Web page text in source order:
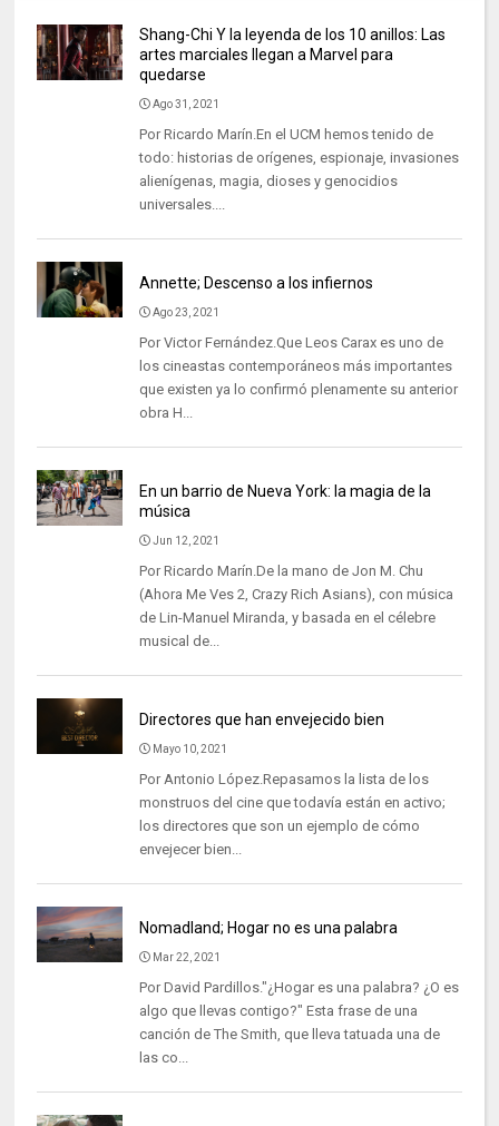
Shang-Chi Y la leyenda de los 10 anillos: Las
artes marciales llegan a Marvel para
quedarse
Ago 31, 2021
Por Ricardo Marín.En el UCM hemos tenido de
todo: historias de orígenes, espionaje, invasiones
alienígenas, magia, dioses y genocidios
universales....
Annette; Descenso a los infiernos
Ago 23, 2021
Por Victor Fernández.Que Leos Carax es uno de
los cineastas contemporáneos más importantes
que existen ya lo confirmó plenamente su anterior
obra H...
En un barrio de Nueva York: la magia de la
música
Jun 12, 2021
Por Ricardo Marín.De la mano de Jon M. Chu
(Ahora Me Ves 2, Crazy Rich Asians), con música
de Lin-Manuel Miranda, y basada en el célebre
musical de...
Directores que han envejecido bien
Mayo 10, 2021
Por Antonio López.Repasamos la lista de los
monstruos del cine que todavía están en activo;
los directores que son un ejemplo de cómo
envejecer bien...
Nomadland; Hogar no es una palabra
Mar 22, 2021
Por David Pardillos."¿Hogar es una palabra? ¿O es
algo que llevas contigo?" Esta frase de una
canción de The Smith, que lleva tatuada una de
las co...